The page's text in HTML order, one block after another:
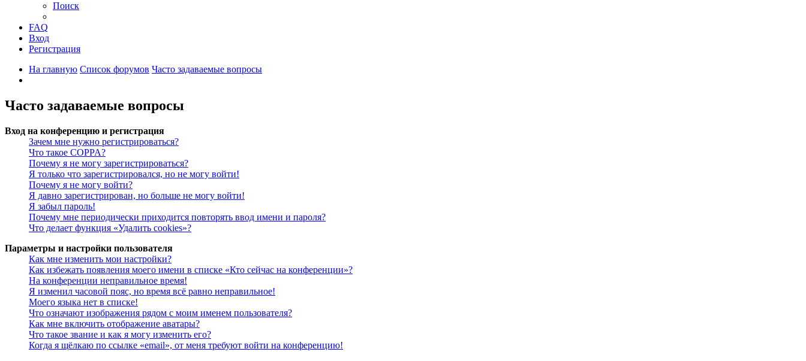
Поиск
FAQ
Вход
Регистрация
На главную Список форумов Часто задаваемые вопросы
Часто задаваемые вопросы
Вход на конференцию и регистрация
Зачем мне нужно регистрироваться?
Что такое COPPA?
Почему я не могу зарегистрироваться?
Я только что зарегистрировался, но не могу войти!
Почему я не могу войти?
Я давно зарегистрирован, но больше не могу войти!
Я забыл пароль!
Почему мне периодически приходится повторять ввод имени и пароля?
Что делает функция «Удалить cookies»?
Параметры и настройки пользователя
Как мне изменить мои настройки?
Как избежать появления моего имени в списке «Кто сейчас на конференции»?
На конференции неправильное время!
Я изменил часовой пояс, но время всё равно неправильное!
Моего языка нет в списке!
Что означают изображения рядом с моим именем пользователя?
Как мне включить отображение аватары?
Что такое звание и как я могу изменить его?
Когда я щёлкаю по ссылке «email», от меня требуют войти на конференцию!